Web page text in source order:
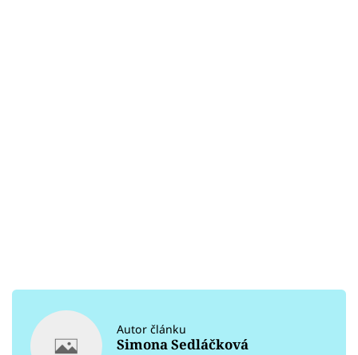
Autor článku
Simona Sedláčková